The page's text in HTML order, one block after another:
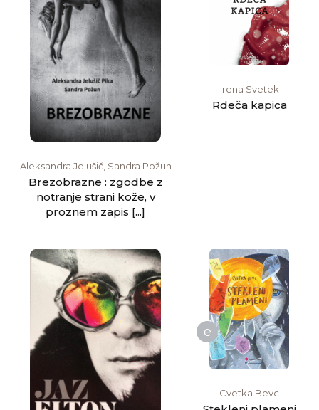
Aleksandra Jelušič, Sandra Požun
Brezobrazne : zgodbe z
notranje strani kože, v
proznem zapis [...]
Irena Svetek
Rdeča kapica
e
Cvetka Bevc